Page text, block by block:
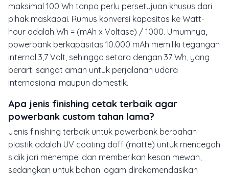
maksimal 100 Wh tanpa perlu persetujuan khusus dari
pihak maskapai. Rumus konversi kapasitas ke Watt-
hour adalah Wh = (mAh x Voltase) / 1000. Umumnya,
powerbank berkapasitas 10.000 mAh memiliki tegangan
internal 3,7 Volt, sehingga setara dengan 37 Wh, yang
berarti sangat aman untuk perjalanan udara
internasional maupun domestik.
Apa jenis finishing cetak terbaik agar
powerbank custom tahan lama?
Jenis finishing terbaik untuk powerbank berbahan
plastik adalah UV coating doff (matte) untuk mencegah
sidik jari menempel dan memberikan kesan mewah,
sedangkan untuk bahan logam direkomendasikan